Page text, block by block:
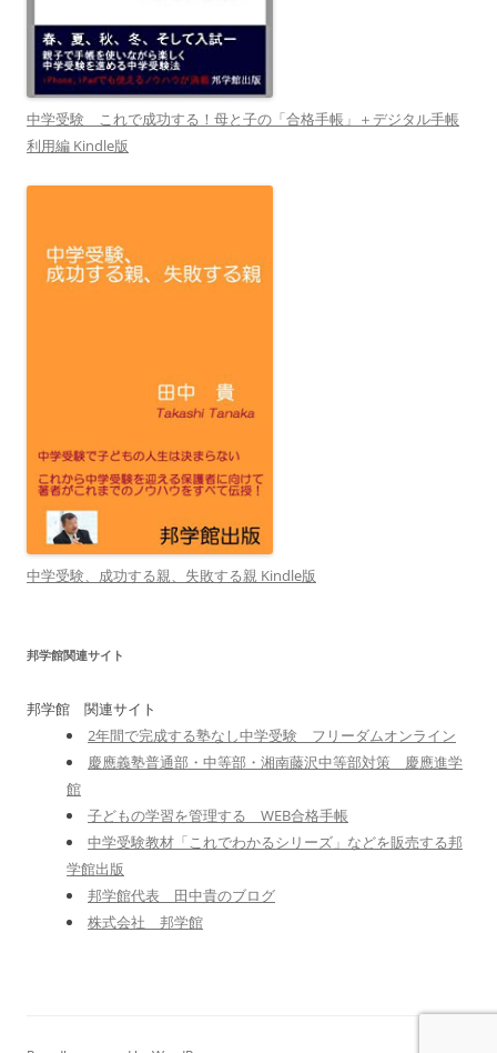
中学受験 これで成功する！母と子の「合格手帳」＋デジタル手帳
利用編 Kindle版
中学受験、成功する親、失敗する親 Kindle版
邦学館関連サイト
邦学館 関連サイト
2年間で完成する塾なし中学受験 フリーダムオンライン
慶應義塾普通部・中等部・湘南藤沢中等部対策 慶應進学
館
子どもの学習を管理する WEB合格手帳
中学受験教材「これでわかるシリーズ」などを販売する邦
学館出版
邦学館代表 田中貴のブログ
株式会社 邦学館